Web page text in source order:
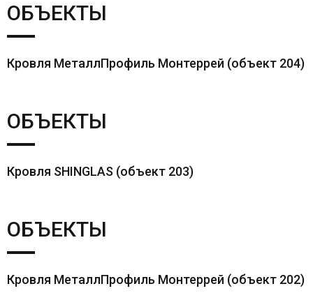
ОБЪЕКТЫ
Кровля МеталлПрофиль Монтеррей (объект 204)
ОБЪЕКТЫ
Кровля SHINGLAS (объект 203)
ОБЪЕКТЫ
Кровля МеталлПрофиль Монтеррей (объект 202)